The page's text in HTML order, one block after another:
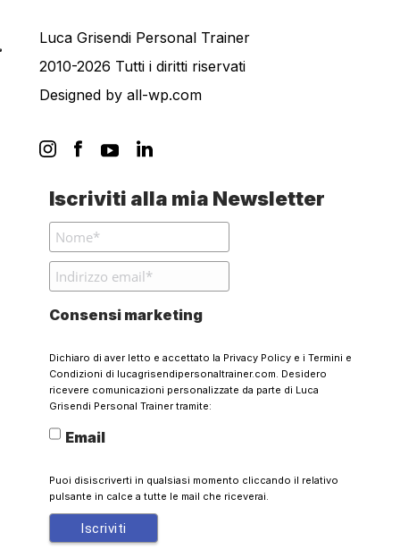
Luca Grisendi Personal Trainer
2010-2026 Tutti i diritti riservati
Designed by all-wp.com
Iscriviti alla mia Newsletter
Consensi marketing
Dichiaro di aver letto e accettato la Privacy Policye i Termini e
Condizioni di lucagrisendipersonaltrainer.com. Desidero
ricevere comunicazioni personalizzate da parte di Luca
Grisendi Personal Trainer tramite:
Email
Puoi disiscriverti in qualsiasi momento cliccando il relativo
pulsante in calce a tutte le mail che riceverai.